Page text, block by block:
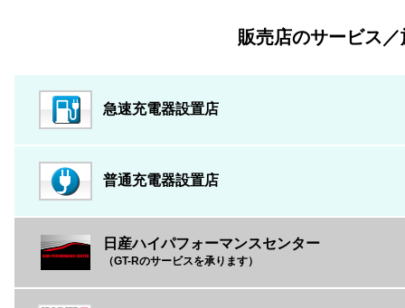
販売店のサービス／
急速充電器設置店
普通充電器設置店
日産ハイパフォーマンスセンター
（GT-Rのサービスを承ります）